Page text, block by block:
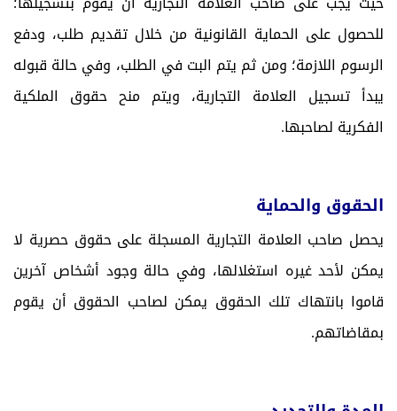
للحصول على الحماية القانونية من خلال تقديم طلب، ودفع
الرسوم اللازمة؛ ومن ثم يتم البت في الطلب، وفي حالة قبوله
يبدأ تسجيل العلامة التجارية، ويتم منح حقوق الملكية
الفكرية لصاحبها.
الحقوق والحماية
يحصل صاحب العلامة التجارية المسجلة على حقوق حصرية لا
يمكن لأحد غيره استغلالها، وفي حالة وجود أشخاص آخرين
قاموا بانتهاك تلك الحقوق يمكن لصاحب الحقوق أن يقوم
بمقاضاتهم.